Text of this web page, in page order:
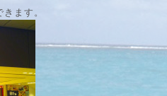
ます。